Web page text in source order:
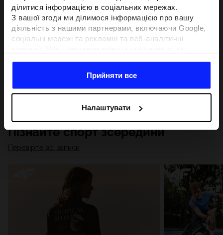
ділитися інформацією в соціальних мережах.
З вашої згоди ми ділимося інформацією про вашу
діяльність з нашими партнерами, включаючи Google,
соціальні мережі та рекламні та веб-аналітичні
отримують у результаті використання вами їхніх
послуг.З вашої згоди ми також можемо ділитися
з метою націлювання та покращення відображення
відповідної онлайн-реклами, проведення аналітики,
відповідності вмісту та вдосконалення рішень, які
пропонують наші партнери (наприклад, соціальні
мережі). Детальну інформацію можна знайти в нашій
та в розділі «Деталі».
Прийняти все
Налаштувати
Пізнайте спорт зсередини
Перевірте всі записи